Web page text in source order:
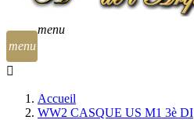
menu
menu
Accueil
WW2 CASQUE US M1 3è DI